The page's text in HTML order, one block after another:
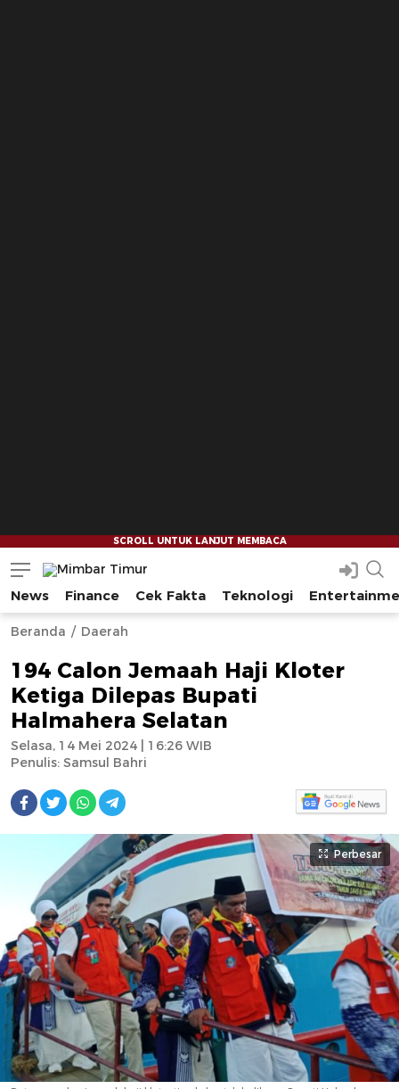
Mimbar Timur
Media Berjaringan Indonesia Timur
News Finance Cek Fakta Teknologi
Beranda Daerah
194 Calon Jemaah Haji Kloter
Ketiga Dilepas Bupati
Halmahera Selatan
Penulis: Samsul Bahri
Selasa, 14 Mei 2024 | 16:26 WIB
Perbesar
--
--